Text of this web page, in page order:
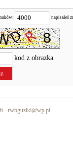
napisałeś
kod z obrazka
- rwbguziki@wp.pl